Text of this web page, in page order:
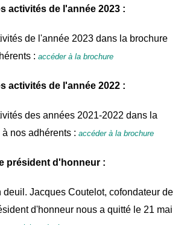
activités de l'année 2023 :
de l'année 2023 dans la brochure
: accéder à la brochure
activités de l'année 2022 :
des années 2021-2022 dans la
nos adhérents : accéder à la brochure
président d'honneur :
Jacques Coutelot, cofondateur de
d'honneur nous a quitté le 21 mai